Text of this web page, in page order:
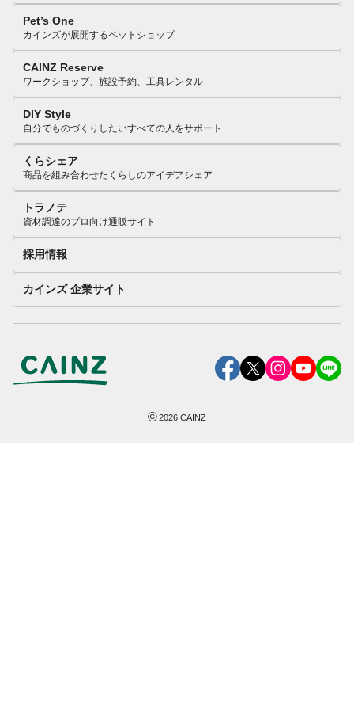
Pet’s One
カインズが展開するペットショップ
CAINZ Reserve
ワークショップ、施設予約、工具レンタル
DIY Style
自分でものづくりしたいすべての人をサポート
くらシェア
商品を組み合わせたくらしのアイデアシェア
トラノテ
資材調達のプロ向け通販サイト
採用情報
カインズ 企業サイト
©2026 CAINZ